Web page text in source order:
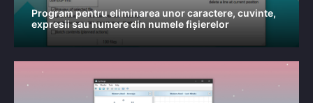
Program pentru eliminarea unor caractere, cuvinte,
expresii sau numere din numele fișierelor